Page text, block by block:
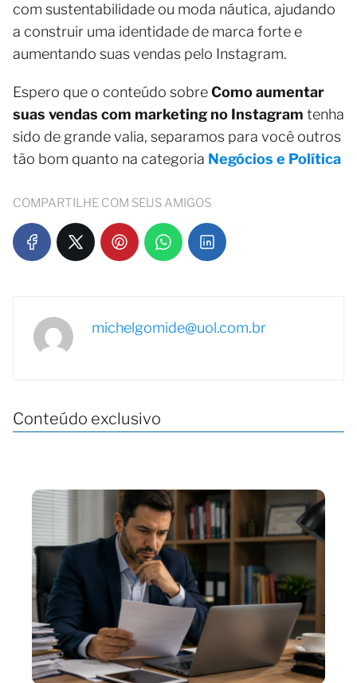
com sustentabilidade ou moda náutica, ajudando
a construir uma identidade de marca forte e
aumentando suas vendas pelo Instagram.
Espero que o conteúdo sobreComo aumentar
suas vendas com marketing no Instagram tenha
sido de grande valia, separamos para você outros
tão bom quanto na categoria Negócios e Política
COMPARTILHE COM SEUS AMIGOS
michelgomide@uol.com.br
Conteúdo exclusivo